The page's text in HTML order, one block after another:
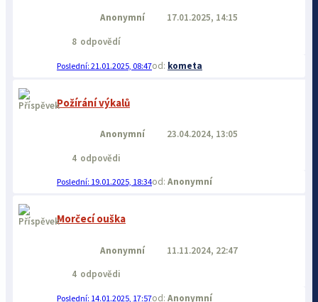
Anonymní
17.01.2025, 14:15
8 odpovědí
21.01.2025, 08:47 kometa
Požírání výkalů
Anonymní
23.04.2024, 13:05
4 odpovědi
19.01.2025, 18:34 Anonymní
Morčecí ouška
Anonymní
11.11.2024, 22:47
4 odpovědi
14.01.2025, 17:57 Anonymní